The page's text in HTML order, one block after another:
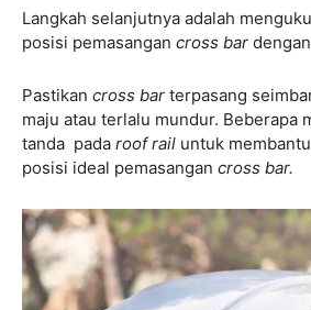
Langkah selanjutnya adalah
posisi pemasangan cross bar
Pastikan cross bar terpasang
maju atau terlalu mundur. Beberapa
tanda pada roof rail untuk
posisi ideal pemasangan cross bar.